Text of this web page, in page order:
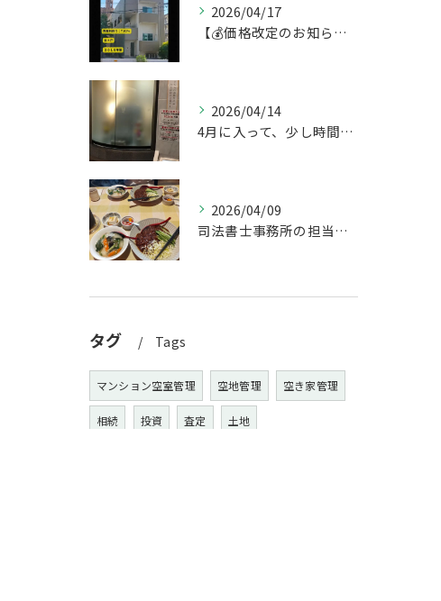
2026/04/17
【💰価格改定のお知らせ】
2026/04/14
4月に入って、少し時間ができたのでお墓参りへ。
2026/04/09
司法書士事務所の担当者が来訪されたので、会社から徒歩圏内の「...
タグ Tags
マンション空室管理 空地管理 空き家管理
相続 投資 査定 土地